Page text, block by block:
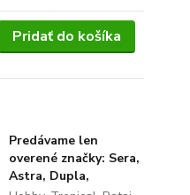
Pridať do košíka
Predávame len
overené značky: Sera,
Astra, Dupla,